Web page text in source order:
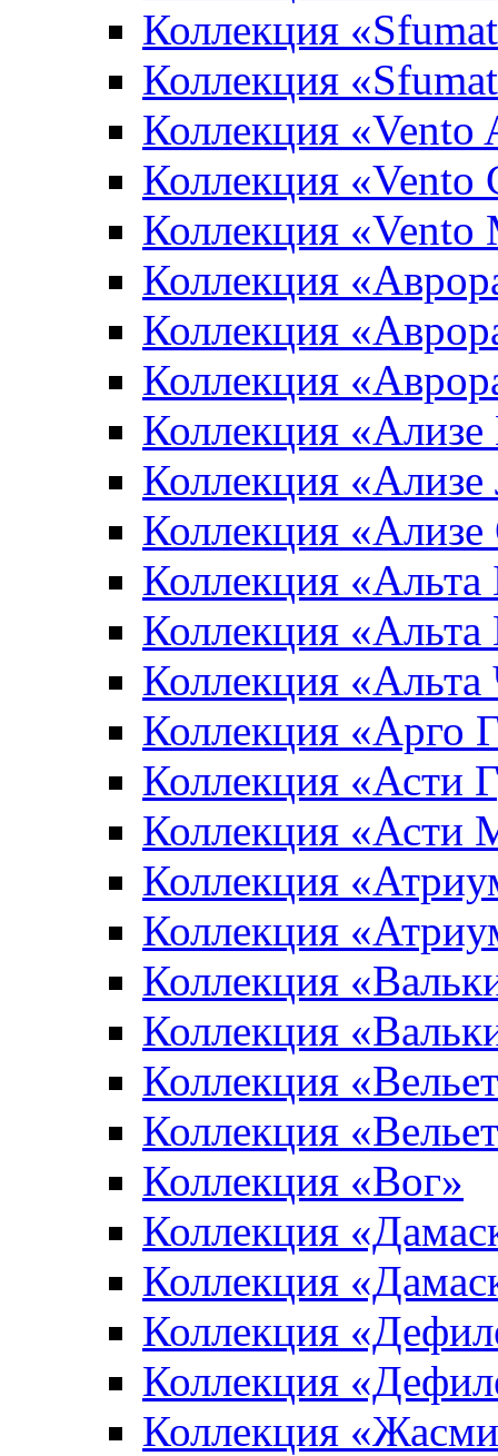
Коллекция
Коллекция
Коллекция «Vento
Коллекция «Vento
Коллекция «Vento
Коллекция
Коллекция
Коллекция
Коллекция
Коллекция
Коллекция
Коллекция «Альта
Коллекция
Коллекция «Альта
Коллекция «Арго
Коллекция «Асти
Коллекция «Асти
Коллекция
Коллекция
Коллекция
Коллекция
Коллекция
Коллекция
Коллекция «Вог»
Коллекция
Коллекция
Коллекция
Коллекция
Коллекция